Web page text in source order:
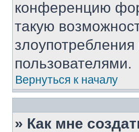
конференцию
такую
пользователями.
Вернуться к началу
» Как мне